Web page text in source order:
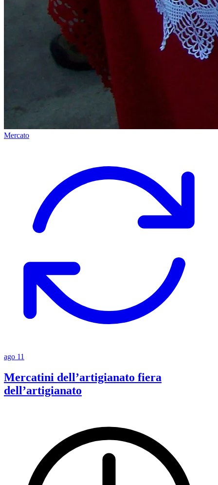
Mercato
ago 11
Mercatini dell’artigianato fiera
dell’artigianato